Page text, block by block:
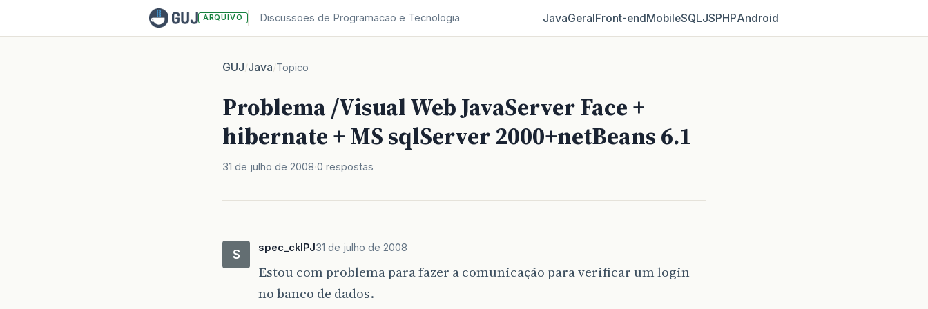
ARQUIVO Discussoes de Programacao e Tecnologia JavaGeralFront‑endMobileSQLJSPHPAndroid
GUJ/Java/Topico
Problema /Visual Web JavaServer Face +
hibernate + MS sqlServer 2000+netBeans 6.1
31 de julho de 2008 0 respostas
S spec_cklPJ31 de julho de 2008
Estou com problema para fazer a comunicação para verificar um login
no banco de dados.